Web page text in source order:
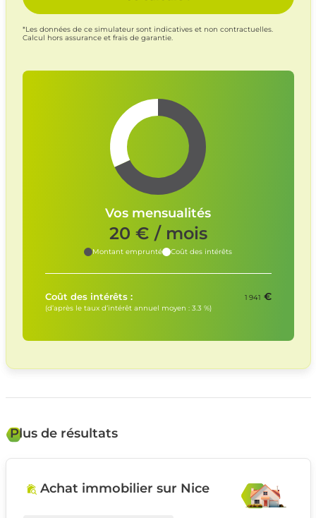
*Les données de ce simulateur sont indicatives et non contractuelles.
Calcul hors assurance et frais de garantie.
Vos mensualités
20 € / mois
Montant emprunté Coût des intérêts
Coût des intérêts : 1 941 €
(d’après le taux d’intérêt annuel moyen : 3.3 %)
Plus de résultats
Achat immobilier sur Nice